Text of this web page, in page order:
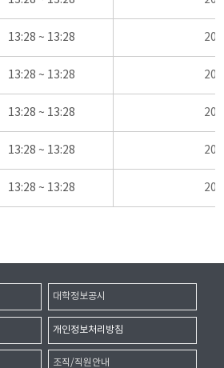
13:28 ~ 13:28
13:28 ~ 13:28
13:28 ~ 13:28
13:28 ~ 13:28
13:28 ~ 13:28
대학정보공시
개인정보처리방침
조직/직원안내